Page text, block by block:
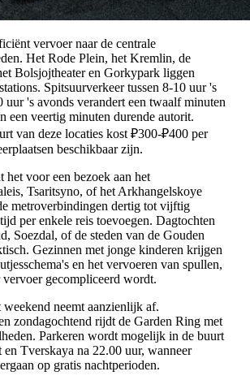
vervoer naar de centrale
Het Rode Plein, het Kremlin, de
Bolsjojtheater en Gorkypark liggen
Spitsuurverkeer tussen 8-10 uur 's
uur 's avonds verandert een twaalf minuten
een veertig minuten durende autorit.
van deze locaties kost ₽300-₽400 per
beschikbaar zijn.
het voor een bezoek aan het
Tsaritsyno, of het Arkhangelskoye
metroverbindingen dertig tot vijftig
per enkele reis toevoegen. Dagtochten
Soezdal, of de steden van de Gouden
Gezinnen met jonge kinderen krijgen
en het vervoeren van spullen,
vervoer gecompliceerd wordt.
neemt aanzienlijk af.
zondagochtend rijdt de Garden Ring met
Parkeren wordt mogelijk in de buurt
en Tverskaya na 22.00 uur, wanneer
op gratis nachtperioden.